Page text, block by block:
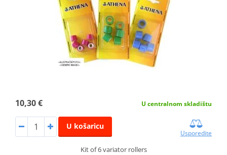
10,30 € U centralnom skladištu
U košaricu
Usporedite
Kit of 6 variator rollers